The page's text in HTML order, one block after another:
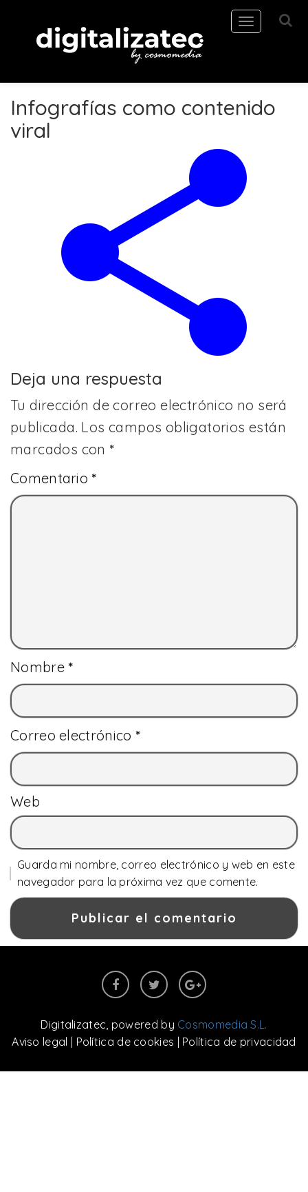
Toggle
navigation
Infografías como contenido
viral
Deja una respuesta
Tu dirección de correo electrónico no será
publicada. Los campos obligatorios están
marcados con*
Comentario*
Nombre*
Correo electrónico *
Web
Guarda mi nombre, correo electrónico y web en este
navegador para la próxima vez que comente.
Digitalizatec , powered by Cosmomedia S.L.
Aviso legal | Política de cookies | Política de privacidad